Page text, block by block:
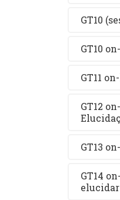
GT10
GT10
GT11
GT12
GT13
GT14